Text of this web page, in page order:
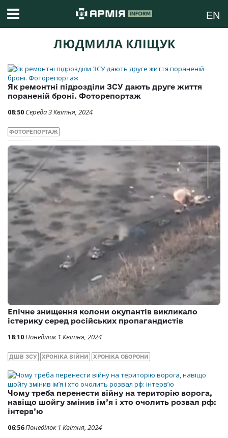
EN
ЛЮДМИЛА КЛІЩУК
Як ремонтні підрозділи ЗСУ дають друге життя
пораненій броні. Фоторепортаж
08:50 Середа 3 Квітня, 2024
ФОТОРЕПОРТАЖ
Епічне знищення колони окупантів викликало
істерику серед російських пропагандистів
18:10Понеділок 1 Квітня, 2024
ДШВ ЗСУ ХРОНІКА ВІЙНИ ХРОНІКА ОБОРОНИ
Чому треба перенести війну на територію ворога,
навіщо шойгу змінив ім’я і хто очолить розвал рф:
інтерв’ю
06:56Понеділок 1 Квітня, 2024